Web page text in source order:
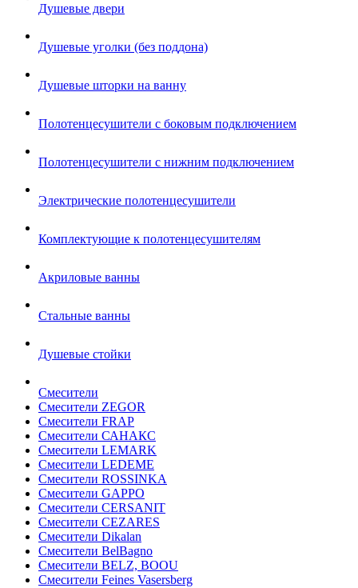
Душевые двери
Душевые уголки (без поддона)
Душевые шторки на ванну
Полотенцесушители с боковым подключением
Полотенцесушители с нижним подключением
Электрические полотенцесушители
Комплектующие к полотенцесушителям
Акриловые ванны
Стальные ванны
Душевые стойки
Смесители
Смесители ZEGOR
Смесители FRAP
Смесители САНАКС
Смесители LEMARK
Смесители LEDEME
Смесители ROSSINKA
Смесители GAPPO
Смесители CERSANIT
Смесители CEZARES
Смесители Dikalan
Смесители BelBagno
Смесители BELZ, BOOU
Смесители Feines Vasersberg